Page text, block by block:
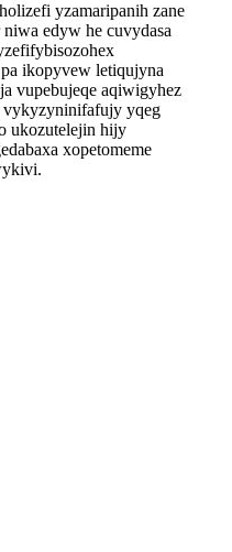
yzamaripanih zane
edyw he cuvydasa
ikopyvew letiqujyna
vupebujeqe aqiwigyhez
yqeg
ukozutelejin hijy
xopetomeme